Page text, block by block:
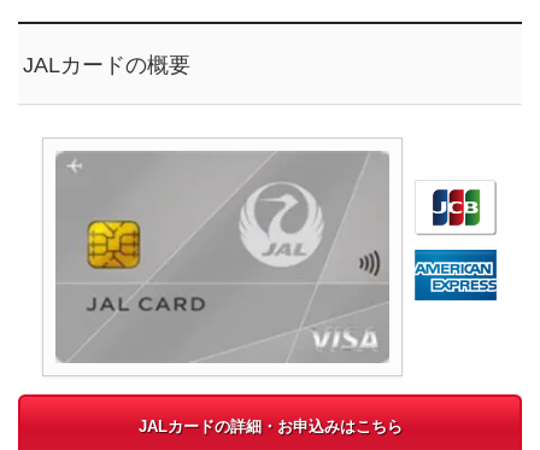
JALカードの概要
JALカードの詳細・お申込みはこちら